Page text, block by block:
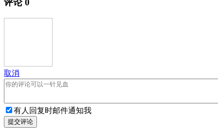
评论0
取消
有人回复时邮件通知我
提交评论